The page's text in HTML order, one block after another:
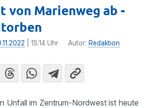
von Marienweg ab -
| 15:14 Uhr Autor: Redaktion
Unfall im Zentrum-Nordwest ist heute